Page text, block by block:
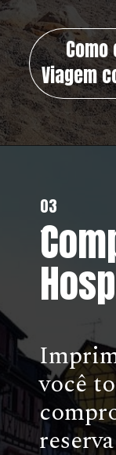
Viagem
03
.
você